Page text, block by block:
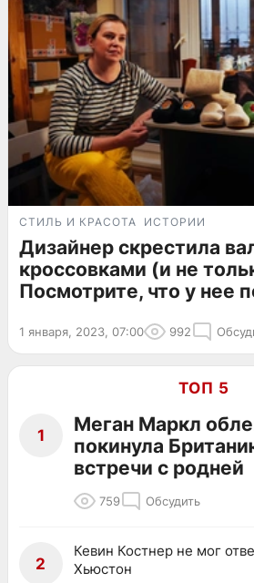
СТИЛЬ И КРАСОТА ИСТОРИИ
Дизайнер скрестила
кроссовками (и не
Посмотрите, что у нее
1 января, 2023, 07:00 992
ТОП 5
1
Меган Маркл
покинула
встречи с родней
759 Обсудить
2
Кевин Костнер не мог
Хьюстон